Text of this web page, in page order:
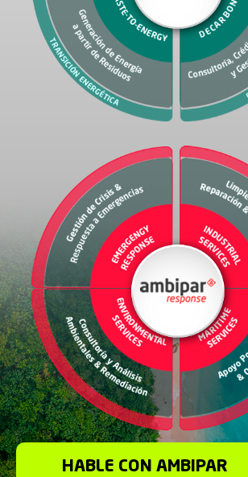
HABLE CON AMBIPAR